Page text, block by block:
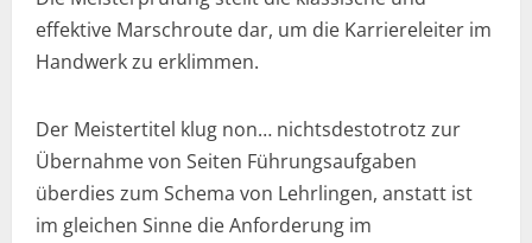
effektive Marschroute dar, um die Karriereleiter im
Handwerk zu erklimmen.
Der Meistertitel klug non… nichtsdestotrotz zur
Übernahme von Seiten Führungsaufgaben
überdies zum Schema von Lehrlingen, anstatt ist
im gleichen Sinne die Anforderung im